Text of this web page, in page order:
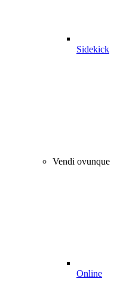
Sidekick
Vendi ovunque
Online